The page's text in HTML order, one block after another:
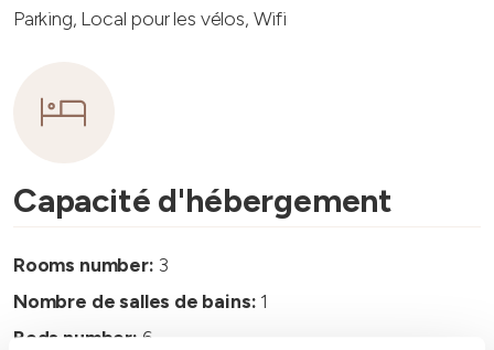
Parking, Local pour les vélos, Wifi
Capacité d'hébergement
Rooms number: 3
Nombre de salles de bains: 1
Beds number: 6